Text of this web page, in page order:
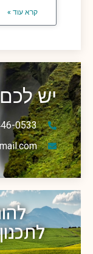
קרא עוד »
יש
0533